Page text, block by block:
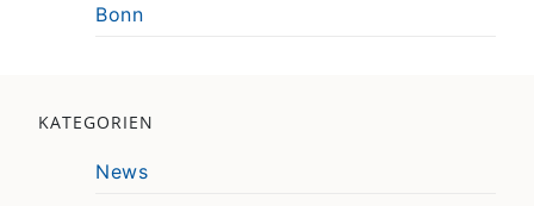
Bonn
KATEGORIEN
News